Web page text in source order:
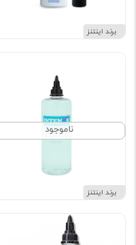
برند اینتنز
ناموجود
برند اینتنز